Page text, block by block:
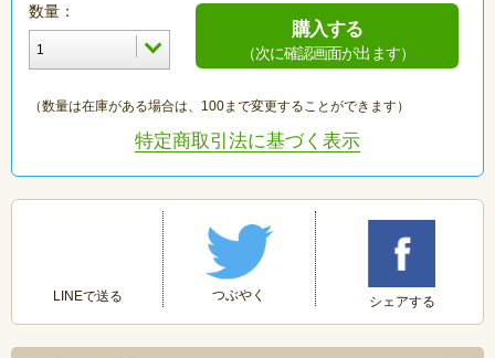
数量：
購入する
（次に確認画面が出ます）
（数量は在庫がある場合は、100まで変更することができます）
特定商取引法に基づく表示
LINEで送る つぶやく シェアする